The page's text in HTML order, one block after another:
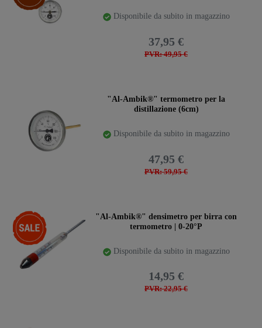
Disponibile da subito in magazzino
PVR: 49,95 €
37,95 €
"Al-Ambik®" termometro per la
distillazione (6cm)
Disponibile da subito in magazzino
PVR: 59,95 €
47,95 €
-35%
"Al-Ambik®" densimetro per birra con
termometro | 0-20°P
Disponibile da subito in magazzino
PVR: 22,95 €
14,95 €